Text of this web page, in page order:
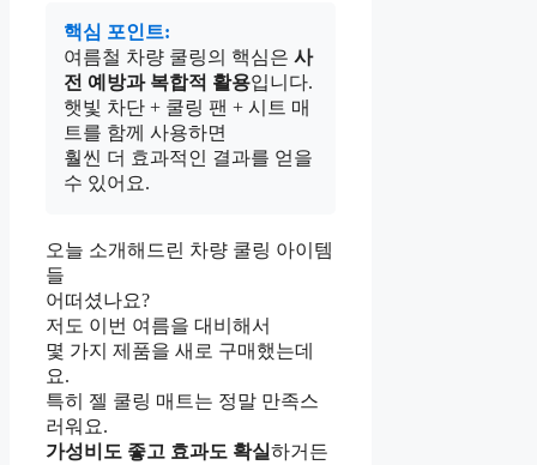
핵심 포인트:
여름철 차량 쿨링의 핵심은 사
전 예방과 복합적 활용입니다.
햇빛 차단 + 쿨링 팬 + 시트 매
트를 함께 사용하면
훨씬 더 효과적인 결과를 얻을
수 있어요.
오늘 소개해드린 차량 쿨링 아이템
들
어떠셨나요?
저도 이번 여름을 대비해서
몇 가지 제품을 새로 구매했는데
요.
특히 젤 쿨링 매트는 정말 만족스
러워요.
가성비도 좋고 효과도 확실하거든